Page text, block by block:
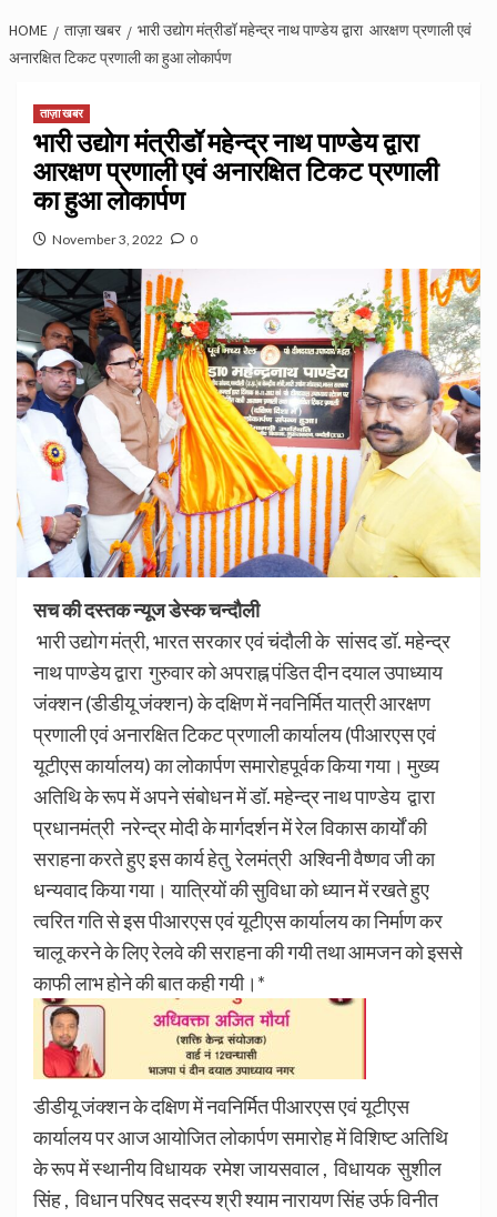
HOME ताज़ा खबर
भारी उद्योग मंत्रीडॉ महेन्द्र नाथ पाण्डेय द्वारा आरक्षण प्रणाली एवं
अनारक्षित टिकट प्रणाली का हुआ लोकार्पण
ताज़ा खबर
भारी उद्योग मंत्रीडॉ महेन्द्र नाथ पाण्डेय द्वारा
आरक्षण प्रणाली एवं अनारक्षित टिकट प्रणाली
का हुआ लोकार्पण
November 3, 2022 0
सच की दस्तक न्यूज डेस्क चन्दौली
भारी उद्योग मंत्री, भारत सरकार एवं चंदौली के सांसद डॉ. महेन्द्र
नाथ पाण्डेय द्वारा गुरुवार को अपराह्न पंडित दीन दयाल उपाध्याय
जंक्शन (डीडीयू जंक्शन) के दक्षिण में नवनिर्मित यात्री आरक्षण
प्रणाली एवं अनारक्षित टिकट प्रणाली कार्यालय (पीआरएस एवं
यूटीएस कार्यालय) का लोकार्पण समारोहपूर्वक किया गया। मुख्य
अतिथि के रूप में अपने संबोधन में डॉ. महेन्द्र नाथ पाण्डेय द्वारा
प्रधानमंत्री नरेन्द्र मोदी के मार्गदर्शन में रेल विकास कार्यों की
सराहना करते हुए इस कार्य हेतु रेलमंत्री अश्विनी वैष्णव जी का
धन्यवाद किया गया। यात्रियों की सुविधा को ध्यान में रखते हुए
त्वरित गति से इस पीआरएस एवं यूटीएस कार्यालय का निर्माण कर
चालू करने के लिए रेलवे की सराहना की गयी तथा आमजन को इससे
काफी लाभ होने की बात कही गयी।*
डीडीयू जंक्शन के दक्षिण में नवनिर्मित पीआरएस एवं यूटीएस
कार्यालय पर आज आयोजित लोकार्पण समारोह में विशिष्ट अतिथि
के रूप में स्थानीय विधायक रमेश जायसवाल , विधायक सुशील
सिंह , विधान परिषद सदस्य श्री श्याम नारायण सिंह उर्फ विनीत